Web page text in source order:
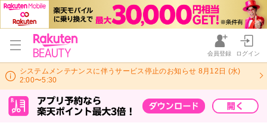
会員登録 ログイン
システムメンテナンスに伴うサービス停止のお知らせ 8月12日 (水)
2:00〜5:30